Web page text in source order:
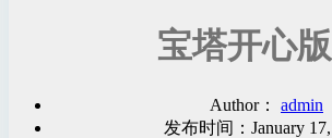
宝塔开心版
Author：
admin
发布时间： January